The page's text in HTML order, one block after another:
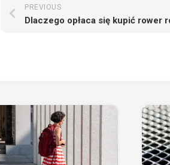
PREVIOUS